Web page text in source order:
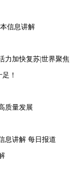
信息讲解
力加快复苏|世界聚焦
！
质量发展
息讲解 每日报道